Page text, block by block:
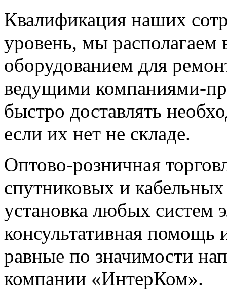
Квалификация наших
уровень, мы
оборудованием для
ведущими компаниями-
быстро доставлять
если их нет не складе.
Оптово-розничная
спутниковых и
установка любых систем
консультативная помощь
равные по значимости
компании «ИнтерКом».